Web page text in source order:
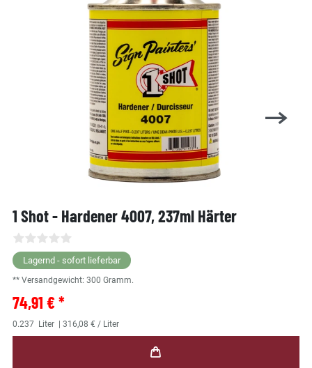
1 Shot - Hardener 4007, 237ml Härter
Lagernd - sofort lieferbar
** Versandgewicht: 300 Gramm.
74,91 € *
0.237 Liter | 316,08 € / Liter